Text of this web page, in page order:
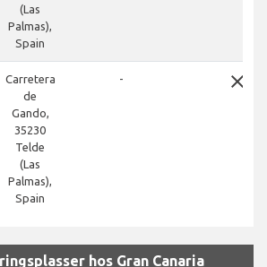
(Las
Palmas),
Spain
Carretera
de
Gando,
35230
Telde
(Las
Palmas),
Spain
- close
hos Gran Canaria